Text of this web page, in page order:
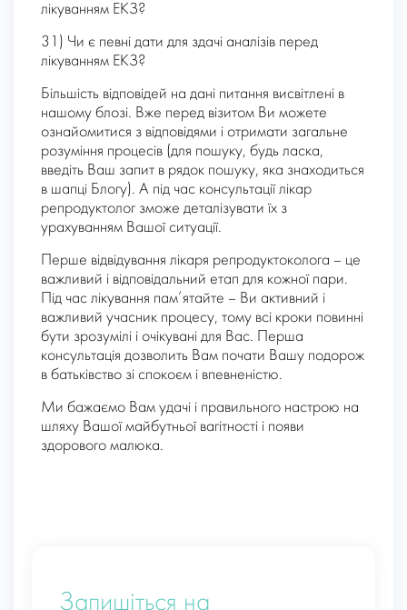
лікуванням ЕКЗ?
31) Чи є певні дати для здачі аналізів перед
лікуванням ЕКЗ?
Більшість відповідей на дані питання висвітлені в
нашому блозі. Вже перед візитом Ви можете
ознайомитися з відповідями і отримати загальне
розуміння процесів (для пошуку, будь ласка,
введіть Ваш запит в рядок пошуку, яка знаходиться
в шапці Блогу). А під час консультації лікар
репродуктолог зможе деталізувати їх з
урахуванням Вашої ситуації.
Перше відвідування лікаря репродуктоколога – це
важливий і відповідальний етап для кожної пари.
Під час лікування пам’ятайте – Ви активний і
важливий учасник процесу, тому всі кроки повинні
бути зрозумілі і очікувані для Вас. Перша
консультація дозволить Вам почати Вашу подорож
в батьківство зі спокоєм і впевненістю.
Ми бажаємо Вам удачі і правильного настрою на
шляху Вашої майбутньої вагітності і появи
здорового малюка.
Запишіться на